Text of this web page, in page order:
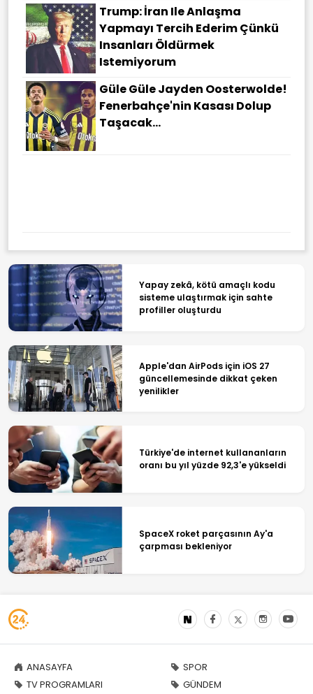
Trump: İran Ile Anlaşma
Yapmayı Tercih Ederim Çünkü
Insanları Öldürmek
Istemiyorum
Güle Güle Jayden Oosterwolde!
Fenerbahçe'nin Kasası Dolup
Taşacak...
Yapay zekâ, kötü amaçlı kodu
sisteme ulaştırmak için sahte
profiller oluşturdu
Apple'dan AirPods için iOS 27
güncellemesinde dikkat çeken
yenilikler
Türkiye'de internet kullananların
oranı bu yıl yüzde 92,3'e yükseldi
SpaceX roket parçasının Ay'a
çarpması bekleniyor
ANASAYFA
TV PROGRAMLARI
SPOR
GÜNDEM